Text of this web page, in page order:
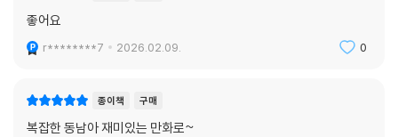
좋어요
r********7 2026.02.09. 0
종이책 구매
복잡한 동남아 재미있는 만화로~